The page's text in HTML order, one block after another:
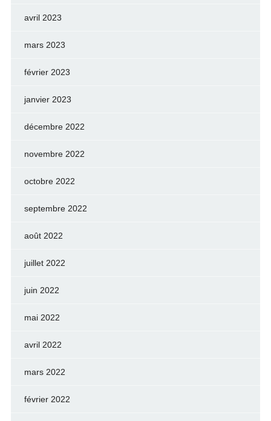
avril 2023
mars 2023
février 2023
janvier 2023
décembre 2022
novembre 2022
octobre 2022
septembre 2022
août 2022
juillet 2022
juin 2022
mai 2022
avril 2022
mars 2022
février 2022